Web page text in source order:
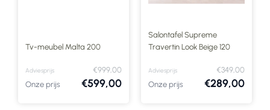
Tv-meubel Malta 200
Adviesprijs
€999,00
Onze prijs
€599,00
Salontafel Supreme
Travertin Look Beige 120
Adviesprijs
€349,00
Onze prijs
€289,00